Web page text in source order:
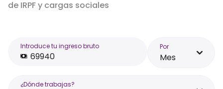
de IRPF y cargas sociales
Introduce tu ingreso bruto Por
Mes
¿Dónde trabajas?